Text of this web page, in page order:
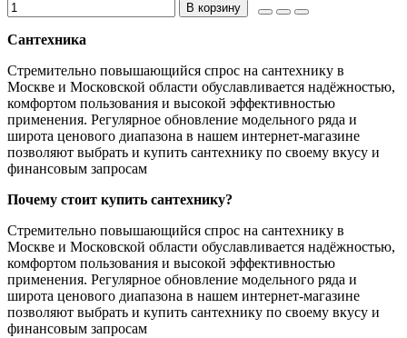
В корзину
Сантехника
Стремительно повышающийся спрос на сантехнику в
Москве и Московской области обуславливается надёжностью,
комфортом пользования и высокой эффективностью
применения. Регулярное обновление модельного ряда и
широта ценового диапазона в нашем интернет-магазине
позволяют выбрать и купить сантехнику по своему вкусу и
финансовым запросам
Почему стоит купить сантехнику?
Стремительно повышающийся спрос на сантехнику в
Москве и Московской области обуславливается надёжностью,
комфортом пользования и высокой эффективностью
применения. Регулярное обновление модельного ряда и
широта ценового диапазона в нашем интернет-магазине
позволяют выбрать и купить сантехнику по своему вкусу и
финансовым запросам